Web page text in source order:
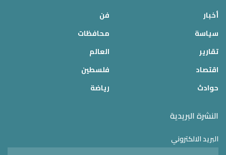
أخبار
سياسة
تقارير
اقتصاد
حوادث
فن
محافظات
العالم
فلسطين
رياضة
النشرة البريدية
البريد الالكتروني